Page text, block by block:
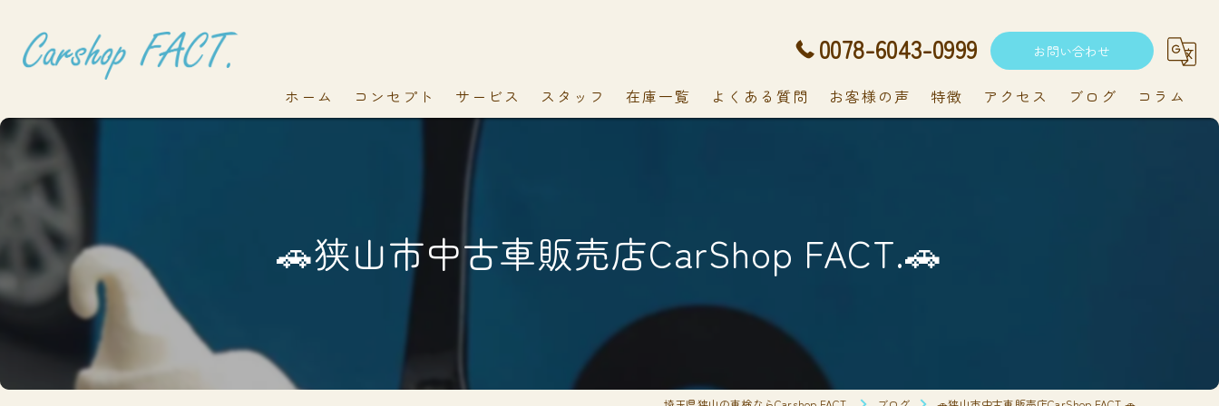
0078-6043-0999 お問い合わせ
ホーム コンセプト サービス スタッフ 在庫一覧 よくある質問 お客様の声 特徴 アクセス ブログ コラム
🚗狭山市中古車販売店CarShop FACT.🚗